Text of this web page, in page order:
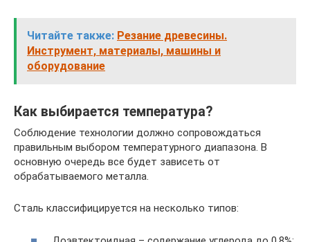
Читайте также: Резание древесины.
Инструмент, материалы, машины и
оборудование
Как выбирается температура?
Соблюдение технологии должно сопровождаться
правильным выбором температурного диапазона. В
основную очередь все будет зависеть от
обрабатываемого металла.
Сталь классифицируется на несколько типов: